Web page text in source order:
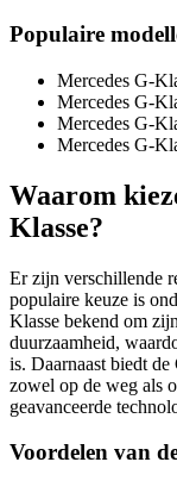
Populaire
Mercedes G-
Mercedes G-
Mercedes G-
Mercedes G-
Waarom
Klasse?
Er zijn verschillende
populaire keuze is
Klasse bekend om
duurzaamheid,
is. Daarnaast biedt
zowel op de weg als
geavanceerde
Voordelen van